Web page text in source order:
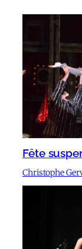
Fête
Christophe